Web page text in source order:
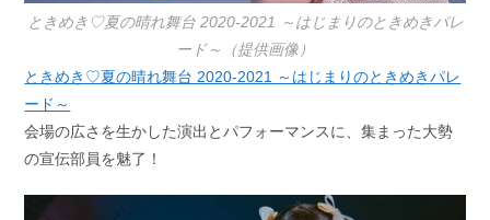
ときめき♡夏の晴れ舞台 2020-2021 ～はじまりのときめきパレ
ード～（提供画像）
ときめき♡夏の晴れ舞台 2020-2021 ～はじまりのときめきパレ
ード～
会場の広さを生かした演出とパフォーマンスに、集まった大勢
の宣伝部員を魅了！